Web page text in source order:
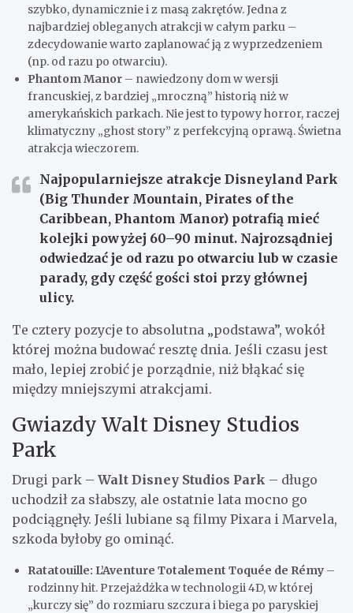
szybko, dynamicznie i z masą zakrętów. Jedna z
najbardziej obleganych atrakcji w całym parku –
zdecydowanie warto zaplanować ją z wyprzedzeniem
(np. od razu po otwarciu).
Phantom Manor – nawiedzony dom w wersji
francuskiej, z bardziej „mroczną” historią niż w
amerykańskich parkach. Nie jest to typowy horror, raczej
klimatyczny „ghost story” z perfekcyjną oprawą. Świetna
atrakcja wieczorem.
Najpopularniejsze atrakcje Disneyland Park
(Big Thunder Mountain, Pirates of the
Caribbean, Phantom Manor) potrafią mieć
kolejki powyżej 60–90 minut. Najrozsądniej
odwiedzać je od razu po otwarciu lub w czasie
parady, gdy część gości stoi przy głównej
ulicy.
Te cztery pozycje to absolutna „podstawa”, wokół
której można budować resztę dnia. Jeśli czasu jest
mało, lepiej zrobić je porządnie, niż błąkać się
między mniejszymi atrakcjami.
Gwiazdy Walt Disney Studios
Park
Drugi park – Walt Disney Studios Park – długo
uchodził za słabszy, ale ostatnie lata mocno go
podciągnęły. Jeśli lubiane są filmy Pixara i Marvela,
szkoda byłoby go ominąć.
Ratatouille: L’Aventure Totalement Toquée de Rémy –
rodzinny hit. Przejażdżka w technologii 4D, w której
„kurczy się” do rozmiaru szczura i biega po paryskiej